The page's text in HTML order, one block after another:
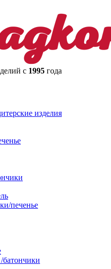
с 1995 года
изделия
печенье